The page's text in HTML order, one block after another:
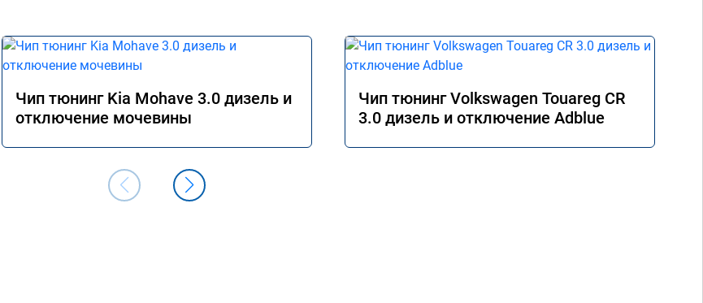
Чип тюнинг Kia Mohave 3.0 дизель и
отключение мочевины
Чип тюнинг Volkswagen Touareg CR
3.0 дизель и отключение Adblue